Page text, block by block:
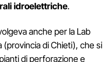
idroelettriche.
anche per la Lab
di Chieti), che si
di perforazione e